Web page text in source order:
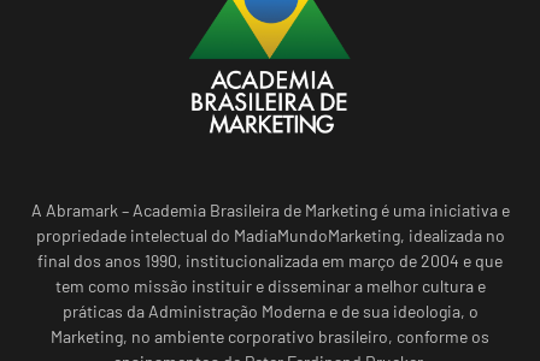
A Abramark – Academia Brasileira de Marketing é uma iniciativa e
propriedade intelectual do MadiaMundoMarketing, idealizada no
final dos anos 1990, institucionalizada em março de 2004 e que
tem como missão instituir e disseminar a melhor cultura e
práticas da Administração Moderna e de sua ideologia, o
Marketing, no ambiente corporativo brasileiro, conforme os